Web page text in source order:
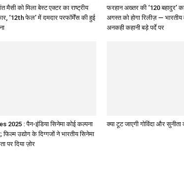
मैसी को मिला बेस्ट एक्टर का राष्ट्रीय
‘12th फेल’ में दमदार परफॉर्मेंस की हुई
फरहान अख्तर की ‘120 बहादुर’
अगस्त को होगा रिलीज़ — भारतीय
अनकही कहानी बड़े पर्दे पर
2025 : पैन-इंडिया सिनेमा कोई कल्पना
फिल्म उद्योग के दिग्गजों ने भारतीय सिनेमा
पर दिया ज़ोर
क्या टूट जाएगी गोविंदा और सुनीता